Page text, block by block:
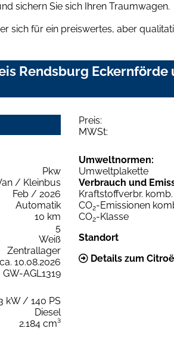
sichern Sie sich Ihren Traumwagen.
sich für ein preiswertes, aber
Rendsburg Eckernförde
Preis:
MWSt:
Pkw
/ Kleinbus
Feb / 2026
Automatik
10 km
5
Weiß
Zentrallager
10.08.2026
GW-AGL1319
kW / 140 PS
Diesel
2.184 cm³
Umweltnormen:
Umweltplakette
Verbrauch und
Kraftstoffverbr. komb.
CO2-Emissionen
CO2-Klasse
Standort
Details zum